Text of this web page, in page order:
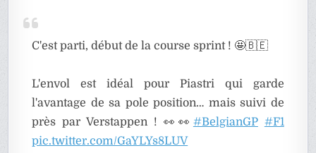
C'est parti, début de la course sprint ! 🤩🇧🇪
L'envol est idéal pour Piastri qui garde
l'avantage de sa pole position… mais suivi de
près par Verstappen ! 👀👀 #BelgianGP #F1
pic.twitter.com/GaYLYs8LUV